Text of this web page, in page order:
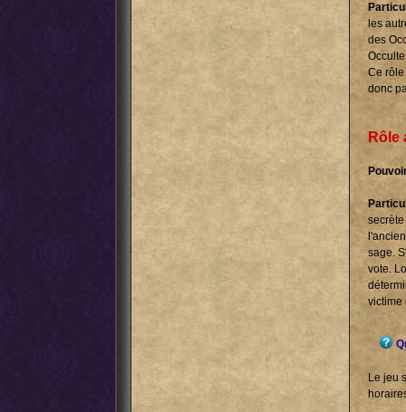
les
des
Ce
donc
Rôle
sage.
vote.
victime
Le jeu